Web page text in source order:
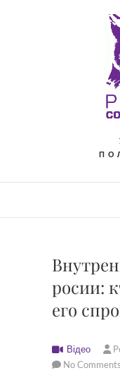
росии:
его
Відео
No Comments